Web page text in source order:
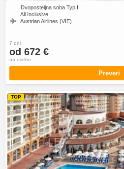
Dvoposteljna soba Typ I
All Inclusive
Austrian Airlines (VIE)
7 dni
od 672 €
na osebo
Preveri
TOP